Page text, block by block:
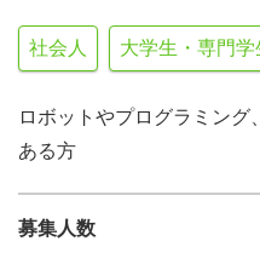
社会人 大学生・専門学
ロボットやプログラミン
ある方
募集人数